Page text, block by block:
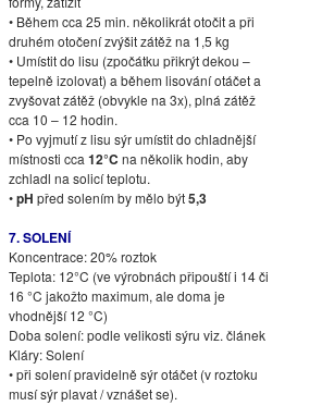
• Během cca 25 min. několikrát otočit a při
druhém otočení zvýšit zátěž na 1,5 kg
• Umístit do lisu (zpočátku přikrýt dekou –
tepelně izolovat) a během lisování otáčet a
zvyšovat zátěž (obvykle na 3x), plná zátěž
cca 10 – 12 hodin.
• Po vyjmutí z lisu sýr umístit do chladnější
místnosti cca 12°C na několik hodin, aby
zchladl na solicí teplotu.
•pH před solením by mělo být5,3
7. SOLENÍ
Koncentrace: 20% roztok
Teplota: 12°C (ve výrobnách připouští i 14 či
16 °C jakožto maximum, ale doma je
vhodnější 12 °C)
Doba solení: podle velikosti sýru viz. článek
Kláry: Solení
• při solení pravidelně sýr otáčet (v roztoku
musí sýr plavat / vznášet se).